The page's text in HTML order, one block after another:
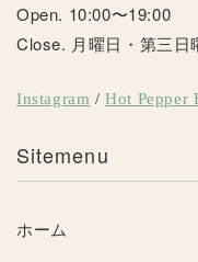
Open. 10:00〜19:00
Close. 月曜日・第三日
Instagram /Hot Pepper
ホーム